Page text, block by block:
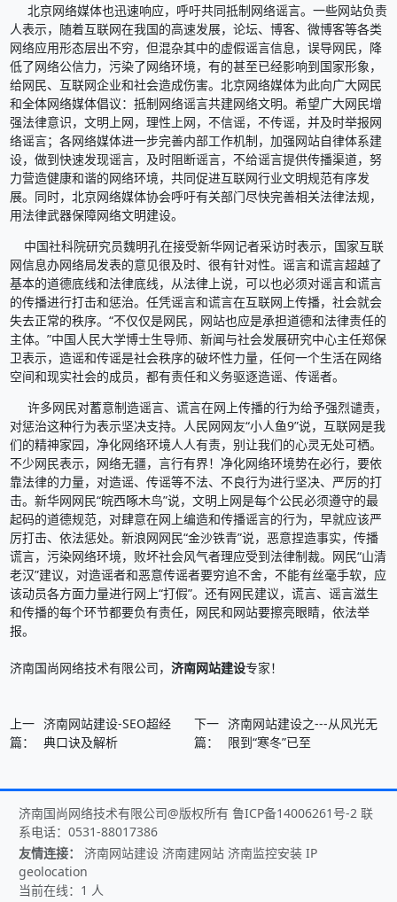
北京网络媒体也迅速响应，呼吁共同抵制网络谣言。一些网站负责
人表示，随着互联网在我国的高速发展，论坛、博客、微博客等各类
网络应用形态层出不穷，但混杂其中的虚假谣言信息，误导网民，降
低了网络公信力，污染了网络环境，有的甚至已经影响到国家形象，
给网民、互联网企业和社会造成伤害。北京网络媒体为此向广大网民
和全体网络媒体倡议：抵制网络谣言共建网络文明。希望广大网民增
强法律意识，文明上网，理性上网，不信谣，不传谣，并及时举报网
络谣言；各网络媒体进一步完善内部工作机制，加强网站自律体系建
设，做到快速发现谣言，及时阻断谣言，不给谣言提供传播渠道，努
力营造健康和谐的网络环境，共同促进互联网行业文明规范有序发
展。同时，北京网络媒体协会呼吁有关部门尽快完善相关法律法规，
用法律武器保障网络文明建设。
中国社科院研究员魏明孔在接受新华网记者采访时表示，国家互联
网信息办网络局发表的意见很及时、很有针对性。谣言和谎言超越了
基本的道德底线和法律底线，从法律上说，可以也必须对谣言和谎言
的传播进行打击和惩治。任凭谣言和谎言在互联网上传播，社会就会
失去正常的秩序。“不仅仅是网民，网站也应是承担道德和法律责任的
主体。”中国人民大学博士生导师、新闻与社会发展研究中心主任郑保
卫表示，造谣和传谣是社会秩序的破坏性力量，任何一个生活在网络
空间和现实社会的成员，都有责任和义务驱逐造谣、传谣者。
许多网民对蓄意制造谣言、谎言在网上传播的行为给予强烈谴责，
对惩治这种行为表示坚决支持。人民网网友“小人鱼9”说，互联网是我
们的精神家园，净化网络环境人人有责，别让我们的心灵无处可栖。
不少网民表示，网络无疆，言行有界！净化网络环境势在必行，要依
靠法律的力量，对造谣、传谣等不法、不良行为进行坚决、严厉的打
击。新华网网民“皖西啄木鸟”说，文明上网是每个公民必须遵守的最
起码的道德规范，对肆意在网上编造和传播谣言的行为，早就应该严
厉打击、依法惩处。新浪网网民“金沙铁青”说，恶意捏造事实，传播
谎言，污染网络环境，败坏社会风气者理应受到法律制裁。网民“山清
老汉”建议，对造谣者和恶意传谣者要穷追不舍，不能有丝毫手软，应
该动员各方面力量进行网上“打假”。还有网民建议，谎言、谣言滋生
和传播的每个环节都要负有责任，网民和网站要擦亮眼睛，依法举
报。
济南国尚网络技术有限公司， 济南网站建设专家！
上一
篇：
济南网站建设-SEO超经
典口诀及解析
下一
篇：
济南网站建设之---从风光无
限到“寒冬”已至
济南国尚网络技术有限公司@版权所有 鲁ICP备14006261号-2 联
系电话： 0531-88017386
友情连接：
济南网站建设 济南建网站 济南监控安装 IP
geolocation
当前在线：1 人